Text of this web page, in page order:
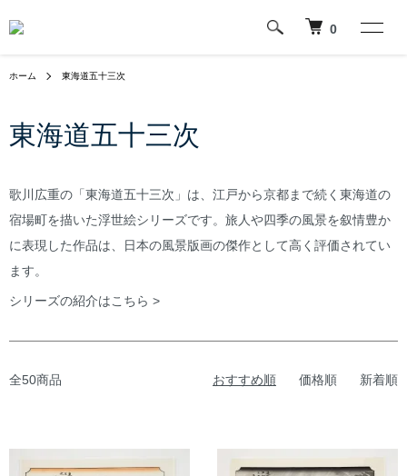
0
ホーム 東海道五十三次
東海道五十三次
歌川広重の「東海道五十三次」は、江戸から京都まで続く東海道の
宿場町を描いた浮世絵シリーズです。旅人や四季の風景を叙情豊か
に表現した作品は、日本の風景版画の傑作として高く評価されてい
ます。
シリーズの紹介はこちら >
全50商品 おすすめ順 価格順 新着順